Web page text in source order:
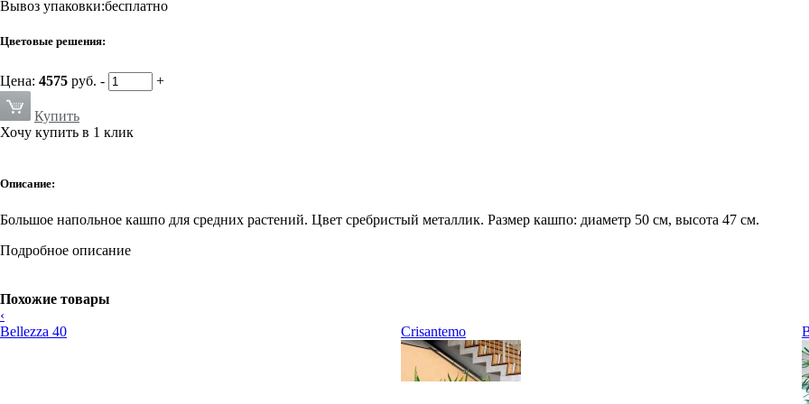
Вывоз упаковки:бесплатно
Цветовые решения:
Цена: 4575 руб. - +
Купить
Хочу купить в 1 клик
Описание:
Большое напольное кашпо для средних растений. Цвет сребристый металлик. Размер кашпо: диаметр 50 см, высота 47 см.
Подробное описание
Похожие товары
‹
Bellezza 40
Crisantemo